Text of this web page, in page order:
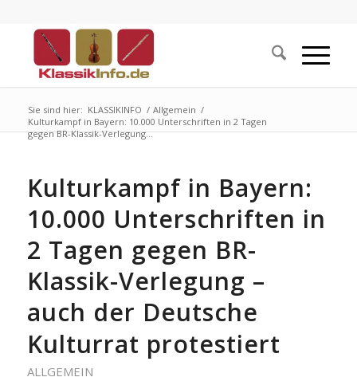
Sie sind hier: KLASSIKINFO / Allgemein /
Kulturkampf in Bayern: 10.000 Unterschriften in 2 Tagen
gegen BR-Klassik-Verlegung...
Kulturkampf in Bayern:
10.000 Unterschriften in
2 Tagen gegen BR-
Klassik-Verlegung –
auch der Deutsche
Kulturrat protestiert
ALLGEMEIN